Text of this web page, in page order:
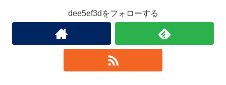
dee5ef3dをフォローする